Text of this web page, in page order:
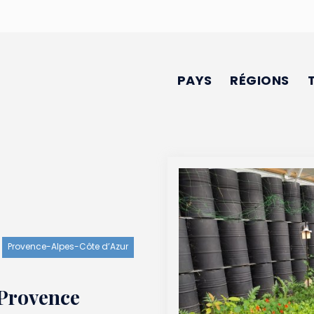
PAYS RÉGIONS
Provence-Alpes-Côte d’Azur